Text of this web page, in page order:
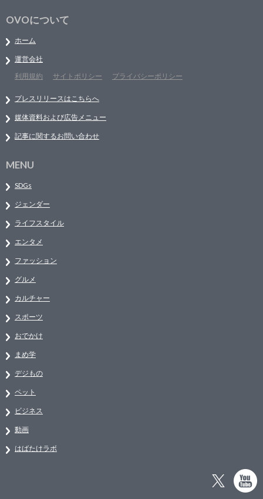
OVOについて
ホーム
運営会社
利用規約
サイトポリシー プライバシーポリシー
プレスリリースはこちらへ
媒体資料および広告メニュー
記事に関するお問い合わせ
MENU
SDGs
ジェンダー
ライフスタイル
エンタメ
ファッション
グルメ
カルチャー
スポーツ
おでかけ
まめ学
デジもの
ペット
ビジネス
動画
はばたけラボ